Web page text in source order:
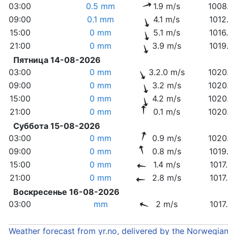
03:00
0.5 mm 1.9 m/s
09:00
0.1 mm 4.1 m/s
15:00
0 mm 5.1 m/s
21:00
0 mm 3.9 m/s
Пятница 14-08-2026
03:00
0 mm 3.2.0 m/s
09:00
0 mm 3.2 m/s
15:00
0 mm 4.2 m/s
21:00
0 mm 0.1 m/s
Суббота 15-08-2026
03:00
0 mm 0.9 m/s
09:00
0 mm 0.8 m/s
15:00
0 mm 1.4 m/s
21:00
0 mm 2.8 m/s
Воскресенье 16-08-2026
03:00
mm 2 m/s
Weather forecast from yr.no, delivered by the